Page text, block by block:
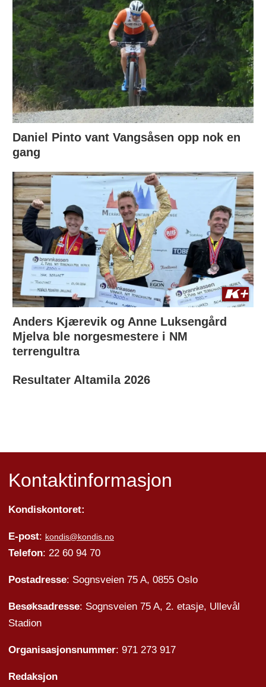
Daniel Pinto vant Vangsåsen opp nok en
gang
Anders Kjærevik og Anne Luksengård
Mjelva ble norgesmestere i NM
terrengultra
Resultater Altamila 2026
Kontaktinformasjon
Kondiskontoret:
E-post: kondis@kondis.no
Telefon: 22 60 94 70
Postadresse: Sognsveien 75 A, 0855 Oslo
Besøksadresse: Sognsveien 75 A, 2. etasje, Ullevål
Stadion
Organisasjonsnummer: 971 273 917
Redaksjon